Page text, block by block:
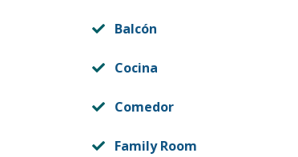
Balcón
Cocina
Comedor
Family Room